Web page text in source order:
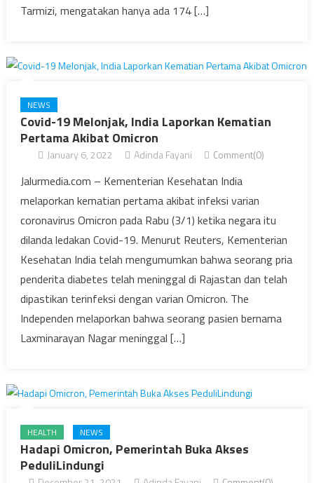
Tarmizi, mengatakan hanya ada 174 […]
NEWS
Covid-19 Melonjak, India Laporkan Kematian
Pertama Akibat Omicron
January 6, 2022 Adinda Fayani Comment(0)
Jalurmedia.com – Kementerian Kesehatan India
melaporkan kematian pertama akibat infeksi varian
coronavirus Omicron pada Rabu (3/1) ketika negara itu
dilanda ledakan Covid-19. Menurut Reuters, Kementerian
Kesehatan India telah mengumumkan bahwa seorang pria
penderita diabetes telah meninggal di Rajastan dan telah
dipastikan terinfeksi dengan varian Omicron. The
Independen melaporkan bahwa seorang pasien bernama
Laxminarayan Nagar meninggal […]
HEALTH NEWS
Hadapi Omicron, Pemerintah Buka Akses
PeduliLindungi